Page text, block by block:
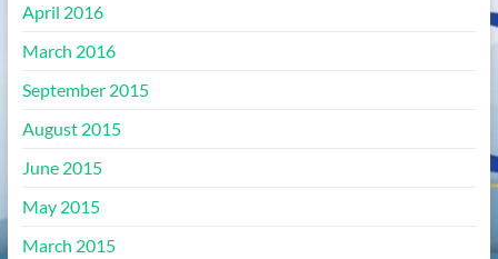
April 2016
March 2016
September 2015
August 2015
June 2015
May 2015
March 2015